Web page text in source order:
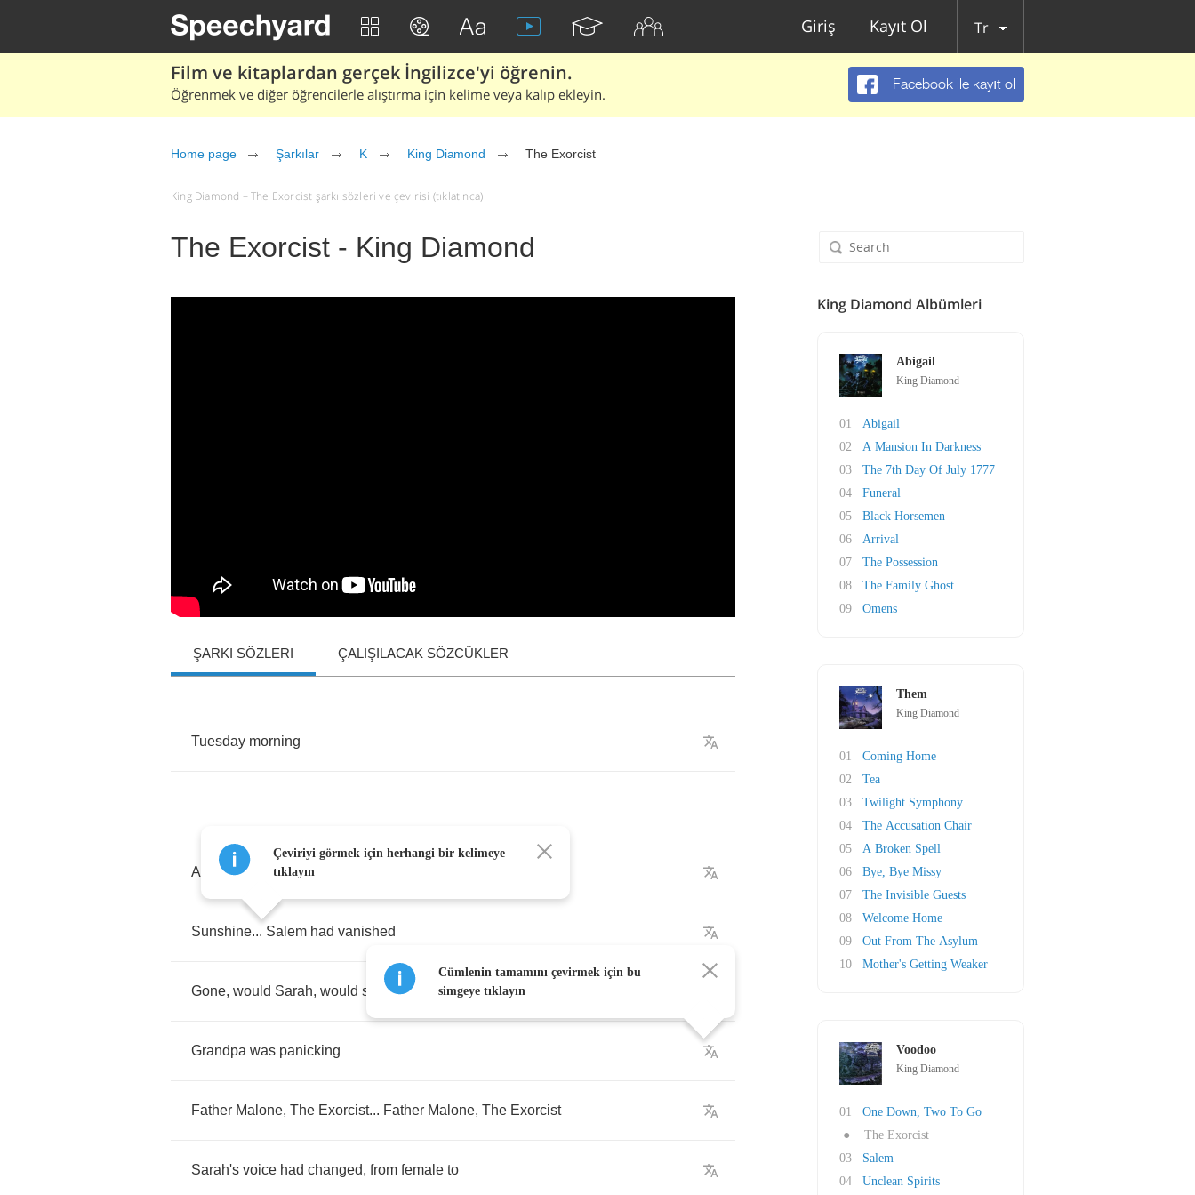
Giriş Kayıt Ol Tr
Film ve kitaplardan gerçek İngilizce'yi öğrenin.
Öğrenmek ve diğer öğrencilerle alıştırma için kelime veya kalıp ekleyin.
Facebook ile kayıt ol
Home page Şarkılar K King Diamond The Exorcist
King Diamond – The Exorcist şarkı sözleri ve çevirisi (tıklatınca)
The Exorcist - King Diamond
ŞARKI SÖZLERI ÇALIŞILACAK SÖZCÜKLER
Tuesday morning
At the light dawn,
Sunshine... Salem had vanished
Gone, would Sarah, would she survive
Grandpa was panicking
Father Malone, The Exorcist... Father Malone, The Exorcist
Sarah's voice had changed, from female to
Çeviriyi görmek için herhangi bir kelimeye
tıklayın
Cümlenin tamamını çevirmek için bu
simgeye tıklayın
King Diamond Albümleri
Abigail
King Diamond
01
Abigail
02
A Mansion In Darkness
03
The 7th Day Of July 1777
04
Funeral
05
Black Horsemen
06
Arrival
07
The Possession
08
The Family Ghost
09
Omens
Them
King Diamond
01
Coming Home
02
Tea
03
Twilight Symphony
04
The Accusation Chair
05
A Broken Spell
06
Bye, Bye Missy
07
The Invisible Guests
08
Welcome Home
09
Out From The Asylum
10
Mother's Getting Weaker
Voodoo
King Diamond
01
One Down, Two To Go
●
The Exorcist
03
Salem
04
Unclean Spirits